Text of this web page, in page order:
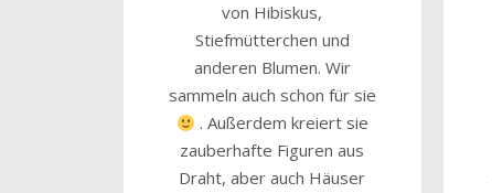
von Hibiskus,
Stiefmütterchen und
anderen Blumen. Wir
sammeln auch schon für sie
. Außerdem kreiert sie
zauberhafte Figuren aus
Draht, aber auch Häuser